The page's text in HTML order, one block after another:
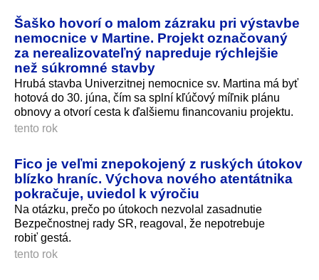
Šaško hovorí o malom zázraku pri výstavbe
nemocnice v Martine. Projekt označovaný
za nerealizovateľný napreduje rýchlejšie
než súkromné stavby
Hrubá stavba Univerzitnej nemocnice sv. Martina má byť
hotová do 30. júna, čím sa splní kľúčový míľnik plánu
obnovy a otvorí cesta k ďalšiemu financovaniu projektu.
tento rok
Fico je veľmi znepokojený z ruských útokov
blízko hraníc. Výchova nového atentátnika
pokračuje, uviedol k výročiu
Na otázku, prečo po útokoch nezvolal zasadnutie
Bezpečnostnej rady SR, reagoval, že nepotrebuje
robiť gestá.
tento rok